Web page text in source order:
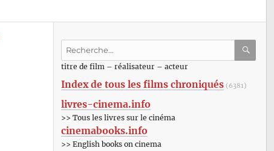
Recherche
:titre de film – réalisateur – acteur
Index de tous les films chroniqués (6381)
livres-cinema.info
>> Tous les livres sur le cinéma
cinemabooks.info
>> English books on cinema